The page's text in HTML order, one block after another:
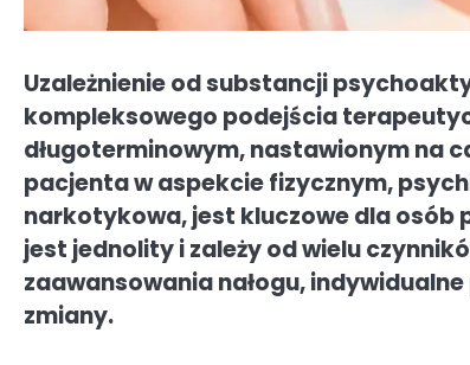
Uzależnienie od substancji
kompleksowego podejścia
długoterminowym, nastawionym na
pacjenta w aspekcie fizycznym,
narkotykowa, jest kluczowe dla osób
jest jednolity i zależy od wielu
zaawansowania nałogu,
zmiany.